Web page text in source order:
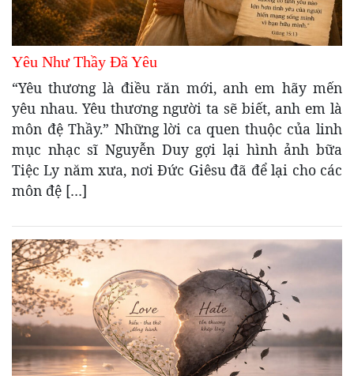
Yêu Như Thầy Đã Yêu
“Yêu thương là điều răn mới, anh em hãy mến
yêu nhau. Yêu thương người ta sẽ biết, anh em là
môn đệ Thầy.” Những lời ca quen thuộc của linh
mục nhạc sĩ Nguyễn Duy gợi lại hình ảnh bữa
Tiệc Ly năm xưa, nơi Đức Giêsu đã để lại cho các
môn đệ […]